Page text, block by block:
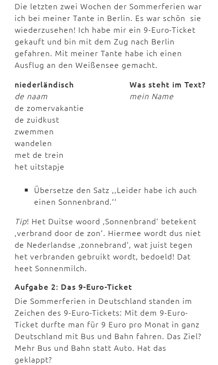
Die letzten zwei Wochen der Sommerferien war
ich bei meiner Tante in Berlin. Es war schön sie
wiederzusehen! Ich habe mir ein 9-Euro-Ticket
gekauft und bin mit dem Zug nach Berlin
gefahren. Mit meiner Tante habe ich einen
Ausflug an den Weißensee gemacht.
niederländisch
Was steht im Text?
de naam
mein Name
de zomervakantie
de zuidkust
zwemmen
wandelen
met de trein
het uitstapje
Übersetze den Satz ,,Leider habe ich auch
einen Sonnenbrand.‘‘
Tip! Het Duitse woord ,Sonnenbrand‘ betekent
‚verbrand door de zon‘. Hiermee wordt dus niet
de Nederlandse ,zonnebrand‘, wat juist tegen
het verbranden gebruikt wordt, bedoeld! Dat
heet Sonnenmilch.
Aufgabe 2: Das 9-Euro-Ticket
Die Sommerferien in Deutschland standen im
Zeichen des 9-Euro-Tickets: Mit dem 9-Euro-
Ticket durfte man für 9 Euro pro Monat in ganz
Deutschland mit Bus und Bahn fahren. Das Ziel?
Mehr Bus und Bahn statt Auto. Hat das
geklappt?